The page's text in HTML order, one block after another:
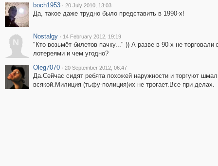
boch1953 · 20 July 2010, 13:03
Да, такое даже трудно было представить в 1990-х!
N
Nostalgy · 14 February 2012, 19:19
"Кто возьмёт билетов пачку..." )) А разве в 90-х не торговали
лотереями и чем угодно?
Oleg7070 · 20 September 2012, 06:47
Да.Сейчас сидят ребята похожей наружности и торгуют
всякой.Милиция (тьфу-полиция)их не трогает.Все при делах.